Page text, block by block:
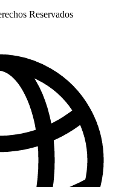
Reservados